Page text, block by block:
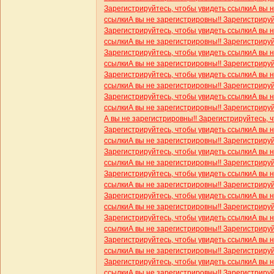
Зарегистрируйтесь, чтобы увидеть ссылкиА вы
ссылкиА вы не зарегистрировны!!
Зарегистрируйтесь, чтобы увидеть ссылкиА вы
ссылкиА вы не зарегистрировны!!
Зарегистрируйтесь, чтобы увидеть ссылкиА вы
ссылкиА вы не зарегистрировны!!
Зарегистрируйтесь, чтобы увидеть ссылкиА вы
ссылкиА вы не зарегистрировны!!
Зарегистрируйтесь, чтобы увидеть ссылкиА вы
ссылкиА вы не зарегистрировны!!
А вы не зарегистрировны!! Зарегистрируйтесь,
Зарегистрируйтесь, чтобы увидеть ссылкиА вы
ссылкиА вы не зарегистрировны!!
Зарегистрируйтесь, чтобы увидеть ссылкиА вы
ссылкиА вы не зарегистрировны!!
Зарегистрируйтесь, чтобы увидеть ссылкиА вы
ссылкиА вы не зарегистрировны!!
Зарегистрируйтесь, чтобы увидеть ссылкиА вы
ссылкиА вы не зарегистрировны!!
Зарегистрируйтесь, чтобы увидеть ссылкиА вы
ссылкиА вы не зарегистрировны!!
Зарегистрируйтесь, чтобы увидеть ссылкиА вы
ссылкиА вы не зарегистрировны!!
Зарегистрируйтесь, чтобы увидеть ссылкиА вы